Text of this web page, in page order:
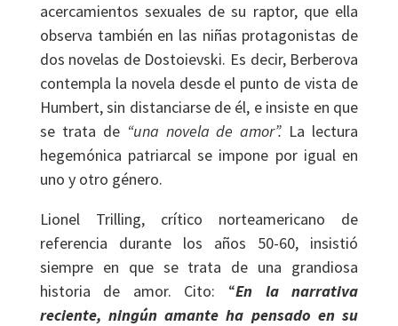
acercamientos sexuales de su raptor, que ella
observa también en las niñas protagonistas de
dos novelas de Dostoievski. Es decir, Berberova
contempla la novela desde el punto de vista de
Humbert, sin distanciarse de él, e insiste en que
se trata de “una novela de amor”. La lectura
hegemónica patriarcal se impone por igual en
uno y otro género.
Lionel Trilling, crítico norteamericano de
referencia durante los años 50-60, insistió
siempre en que se trata de una grandiosa
historia de amor. Cito: “En la narrativa
reciente, ningún amante ha pensado en su